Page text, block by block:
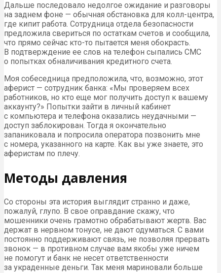
Дальше последовало недолгое ожидание и разговоры
на заднем фоне — обычная обстановка для колл-центра,
где кипит работа. Сотрудница отдела безопасности
предложила свериться по остаткам счетов и сообщила,
что прямо сейчас кто-то пытается меня обокрасть.
В подтверждение ее слов на телефон сыпались СМС
о попытках обналичивания кредитного счета.
Моя собеседница предположила, что, возможно, этот
аферист — сотрудник банка: «Мы проверяем всех
работников, но кто еще мог получить доступ к вашему
аккаунту?» Попытки зайти в личный кабинет
с компьютера и телефона оказались неудачными —
доступ заблокирован. Тогда я окончательно
запаниковала и попросила оператора позвонить мне
с номера, указанного на карте. Как вы уже знаете, это
аферистам по плечу.
Методы давления
Со стороны эта история выглядит странно и даже,
пожалуй, глупо. В свое оправдание скажу, что
мошенники очень грамотно обрабатывают жертв. Вас
держат в нервном тонусе, не дают одуматься. С вами
постоянно поддерживают связь, не позволяя прервать
звонок — в противном случае вам якобы уже ничем
не помогут и банк не несет ответственности
за украденные деньги. Так меня мариновали больше